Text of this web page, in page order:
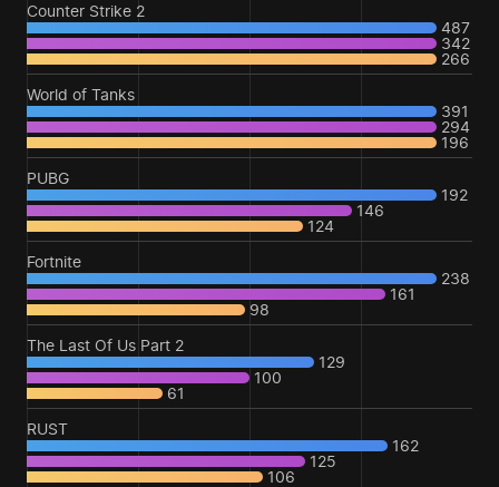
Counter Strike 2
487
342
266
World of Tanks
391
294
196
PUBG
192
146
124
Fortnite
238
161
98
The Last Of Us Part 2
129
100
61
RUST
162
125
106